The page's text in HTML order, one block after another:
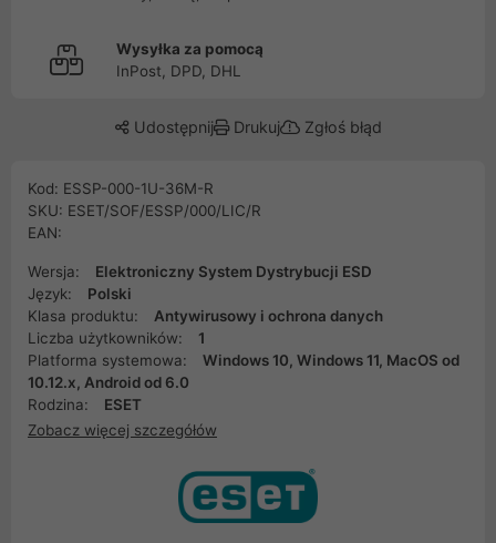
Wysyłka za pomocą
InPost, DPD, DHL
Udostępnij Drukuj Zgłoś błąd
Kod: ESSP-000-1U-36M-R
SKU: ESET/SOF/ESSP/000/LIC/R
EAN:
Wersja:
Elektroniczny System Dystrybucji ESD
Język:
Polski
Klasa produktu:
Antywirusowy i ochrona danych
Liczba użytkowników:
1
Platforma systemowa:
Windows 10, Windows 11, MacOS od
10.12.x, Android od 6.0
Rodzina:
ESET
Zobacz więcej szczegółów